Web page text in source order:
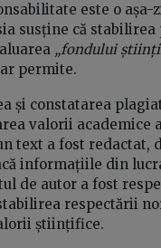
este o așa-
susține că
„fondului
permite.
și constatarea
valorii academice
text a fost redactat,
informațiile din
de autor a fost
respectării
științifice.